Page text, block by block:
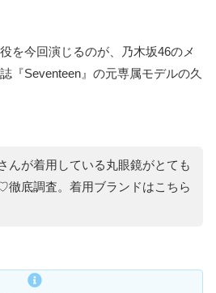
を今回演じるのが、乃木坂46のメ
『Seventeen』の元専属モデルの久
んが着用している丸眼鏡がとても
徹底調査。着用ブランドはこちら